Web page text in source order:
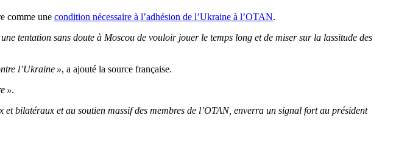
comme une condition nécessaire à l’adhésion de l’Ukraine à l’OTAN.
tentation sans doute à Moscou de vouloir jouer le temps long et de miser sur la lassitude des
l’Ukraine », a ajouté la source française.
».
bilatéraux et au soutien massif des membres de l’OTAN, enverra un signal fort au président